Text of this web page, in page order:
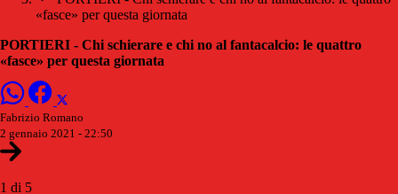
«fasce» per questa giornata
PORTIERI - Chi schierare e chi no al fantacalcio: le quattro
«fasce» per questa giornata
Fabrizio Romano
2 gennaio 2021 - 22:50
1 di 5